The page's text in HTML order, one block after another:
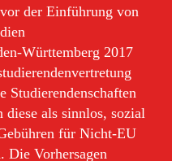
der Einführung von
Württemberg 2017
Studierendenschaften
diese als sinnlos, sozial
für Nicht-EU
Die Vorhersagen